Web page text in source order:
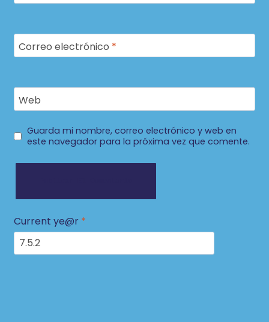
Correo electrónico *
Web
Guarda mi nombre, correo electrónico y web en
este navegador para la próxima vez que comente.
Current ye@r *